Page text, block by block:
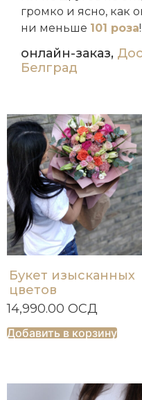
громко и ясно, как
ни меньше 101 роза!
онлайн-заказ,
Белград
Букет изысканных
цветов
14,990.00 ОСД
Добавить в корзину